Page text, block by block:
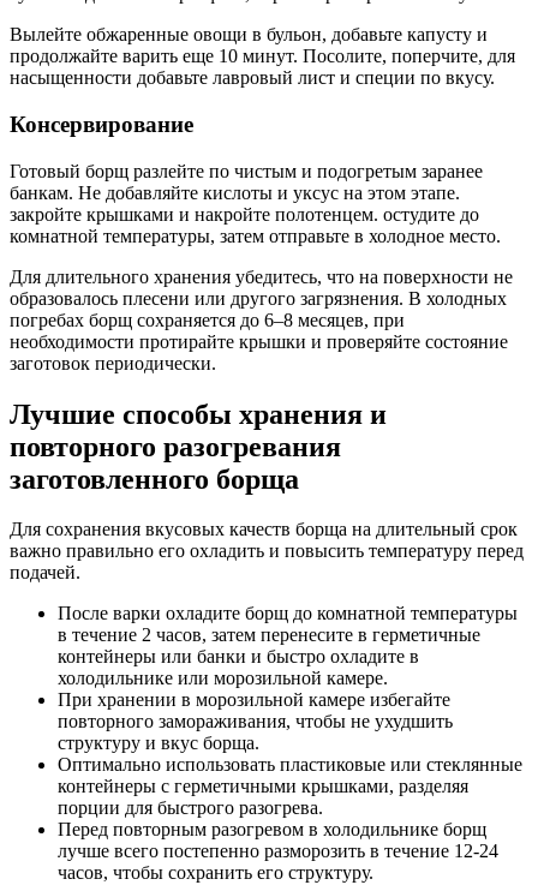
Вылейте обжаренные овощи в бульон, добавьте капусту и
продолжайте варить еще 10 минут. Посолите, поперчите, для
насыщенности добавьте лавровый лист и специи по вкусу.
Консервирование
Готовый борщ разлейте по чистым и подогретым заранее
банкам. Не добавляйте кислоты и уксус на этом этапе.
закройте крышками и накройте полотенцем. остудите до
комнатной температуры, затем отправьте в холодное место.
Для длительного хранения убедитесь, что на поверхности не
образовалось плесени или другого загрязнения. В холодных
погребах борщ сохраняется до 6–8 месяцев, при
необходимости протирайте крышки и проверяйте состояние
заготовок периодически.
Лучшие способы хранения и
повторного разогревания
заготовленного борща
Для сохранения вкусовых качеств борща на длительный срок
важно правильно его охладить и повысить температуру перед
подачей.
После варки охладите борщ до комнатной температуры
в течение 2 часов, затем перенесите в герметичные
контейнеры или банки и быстро охладите в
холодильнике или морозильной камере.
При хранении в морозильной камере избегайте
повторного замораживания, чтобы не ухудшить
структуру и вкус борща.
Оптимально использовать пластиковые или стеклянные
контейнеры с герметичными крышками, разделяя
порции для быстрого разогрева.
Перед повторным разогревом в холодильнике борщ
лучше всего постепенно разморозить в течение 12-24
часов, чтобы сохранить его структуру.